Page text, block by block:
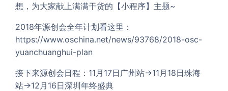
想，为大家献上满满干货的【小程序】主题~
2018年源创会全年计划看这里：
https://www.oschina.net/news/93768/2018-osc-
yuanchuanghui-plan
接下来源创会日程：11月17日广州站→11月18日珠海
站→12月16日深圳年终盛典